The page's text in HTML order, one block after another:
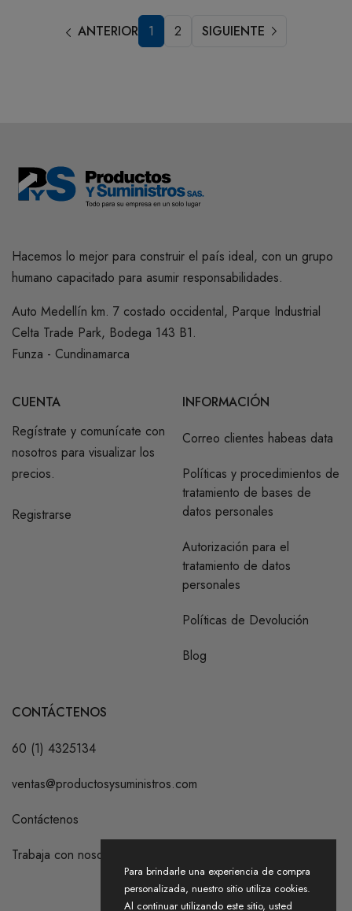
ANTERIOR 1 2 SIGUIENTE
Hacemos lo mejor para construir el país ideal, con un grupo
humano capacitado para asumir responsabilidades.
Auto Medellín km. 7 costado occidental, Parque Industrial
Celta Trade Park, Bodega 143 B1.
Funza - Cundinamarca
CUENTA
Regístrate y comunícate con
nosotros para visualizar los
precios.
Registrarse
INFORMACIÓN
Correo clientes habeas data
Políticas y procedimientos de
tratamiento de bases de
datos personales
Autorización para el
tratamiento de datos
personales
Políticas de Devolución
Blog
CONTÁCTENOS
60 (1) 4325134
ventas@productosysuministros.com
Contáctenos
Trabaja con nosotros
Para brindarle una experiencia de compra
personalizada, nuestro sitio utiliza cookies.
Al continuar utilizando este sitio, usted